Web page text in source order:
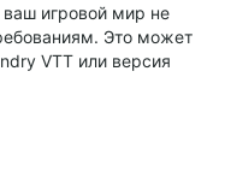
игровой мир не
Это может
VTT или версия